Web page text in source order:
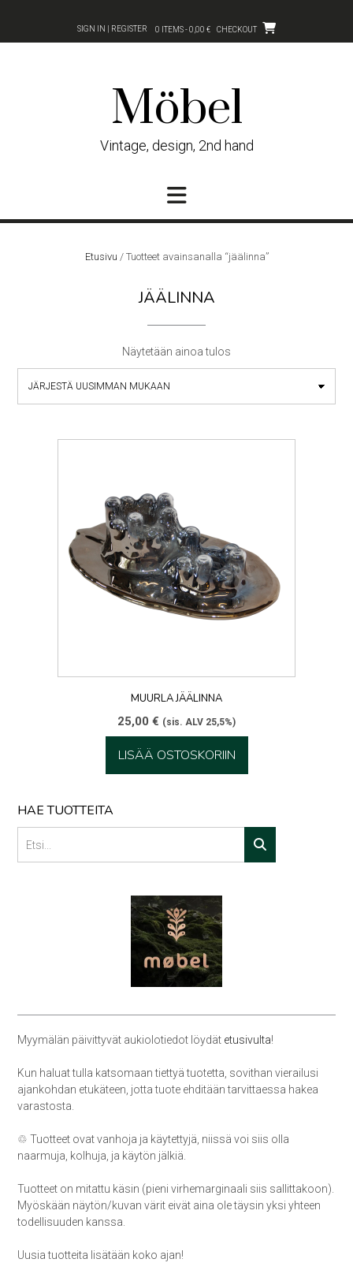
content
SIGN IN | REGISTER 0 ITEMS - 0,00 € CHECKOUT
Möbel
Vintage, design, 2nd hand
Etusivu / Tuotteet avainsanalla “jäälinna”
JÄÄLINNA
Näytetään ainoa tulos
MUURLA JÄÄLINNA
25,00 € (sis. ALV 25,5%)
LISÄÄ OSTOSKORIIN
HAE TUOTTEITA
Myymälän päivittyvät aukiolotiedot löydät etusivulta!
Kun haluat tulla katsomaan tiettyä tuotetta, sovithan vierailusi
ajankohdan etukäteen, jotta tuote ehditään tarvittaessa hakea
varastosta.
♲ Tuotteet ovat vanhoja ja käytettyjä, niissä voi siis olla
naarmuja, kolhuja, ja käytön jälkiä.
Tuotteet on mitattu käsin (pieni virhemarginaali siis sallittakoon).
Myöskään näytön/kuvan värit eivät aina ole täysin yksi yhteen
todellisuuden kanssa.
Uusia tuotteita lisätään koko ajan!